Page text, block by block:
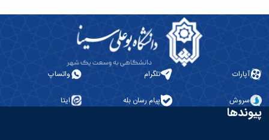
معاونت
و
دفترچه
تلفن
لیست
نامه
فرم
های
تورهای
دانشجویی
فرم
تصاویر
جدیدالورود
مراسم
دانش
آموختگی
آپارات تلگرام واتساپ
سروش پیام رسان بله ایتا
پیوندها